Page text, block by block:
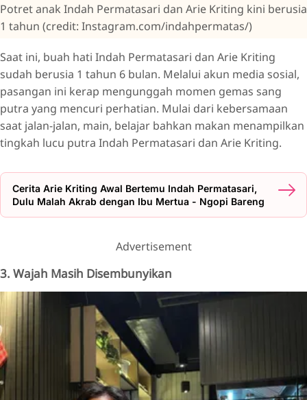
Potret anak Indah Permatasari dan Arie Kriting kini berusia
1 tahun (credit: Instagram.com/indahpermatas/)
Saat ini, buah hati Indah Permatasari dan Arie Kriting
sudah berusia 1 tahun 6 bulan. Melalui akun media sosial,
pasangan ini kerap mengunggah momen gemas sang
putra yang mencuri perhatian. Mulai dari kebersamaan
saat jalan-jalan, main, belajar bahkan makan menampilkan
tingkah lucu putra Indah Permatasari dan Arie Kriting.
Cerita Arie Kriting Awal Bertemu Indah Permatasari,
Dulu Malah Akrab dengan Ibu Mertua - Ngopi Bareng
Advertisement
3. Wajah Masih Disembunyikan